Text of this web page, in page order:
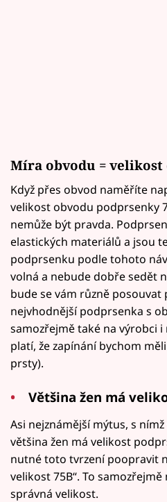
Míra obvodu = velikost
Když přes obvod naměříte
velikost obvodu podprsenky
nemůže být pravda.
elastických materiálů a jsou
podprsenku podle tohoto
volná a nebude dobře sedět
bude se vám různě
nejvhodnější podprsenka s
samozřejmě také na výrobci
platí, že zapínání bychom
prsty).
Většina žen má
Asi nejznámější mýtus, s
většina žen má velikost
nutné toto tvrzení poopravit
velikost 75B“. To
správná velikost.